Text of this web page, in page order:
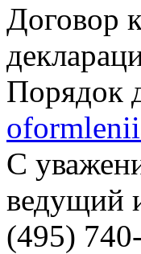
Договор
Порядок
С
ведущий
(495)